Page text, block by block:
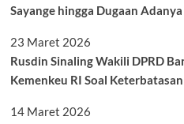
Sayange hingga Dugaan
23 Maret 2026
Rusdin Sinaling Wakili DPRD
Kemenkeu RI Soal
14 Maret 2026